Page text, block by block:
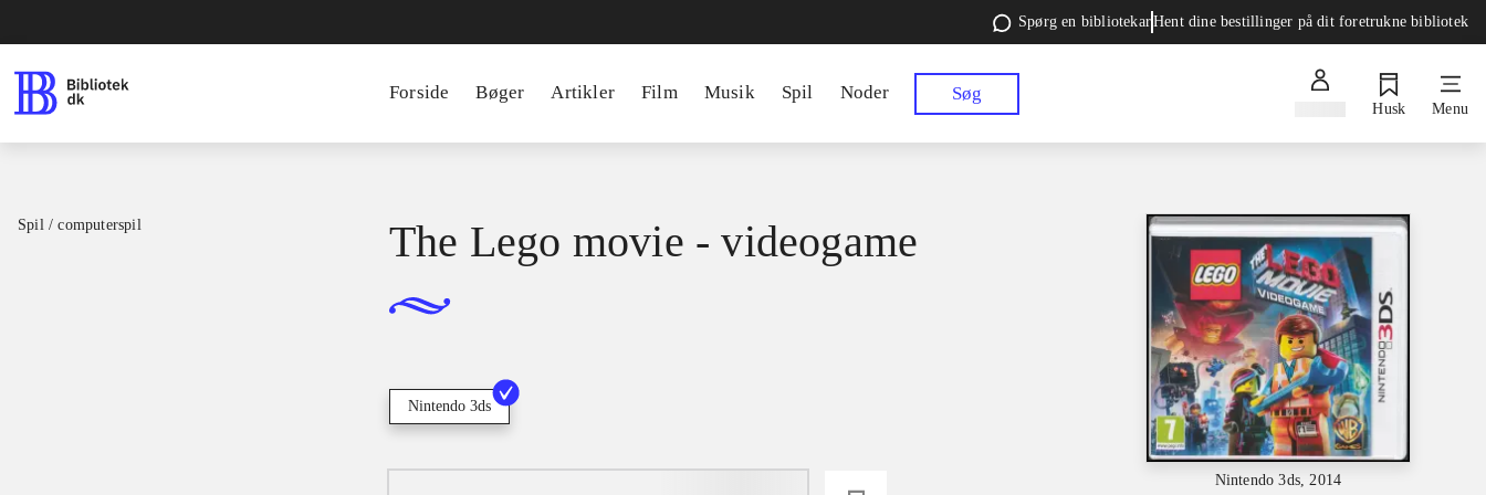
Spørg en bibliotekarHent dine bestillinger på dit foretrukne bibliotek
Forside Bøger Artikler Film Musik Spil Noder Søg
Husk Menu
Spil / computerspil
Nintendo 3ds, 2014
The Lego movie - videogame
Nintendo 3ds